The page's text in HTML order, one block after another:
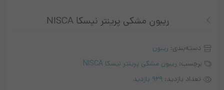
ریبون مشکی پرینتر نیسکا NISCA
دسته‌بندی: ریبون
برچسب: ریبون مشکی پرینتر نیسکا NISCA
تعداد بازدید: 929 بازدید